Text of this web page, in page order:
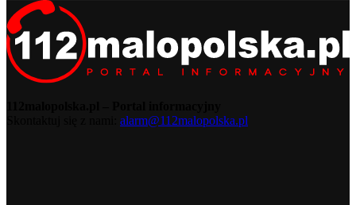
alarm@112malopolska.pl